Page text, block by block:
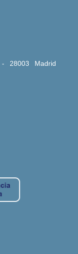
28003 Madrid